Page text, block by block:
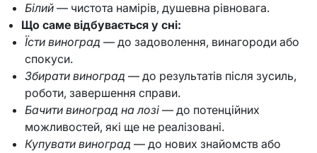
Білий — чистота намірів, душевна рівновага.
Що саме відбувається у сні:
Їсти виноград — до задоволення, винагороди або
спокуси.
Збирати виноград — до результатів після зусиль,
роботи, завершення справи.
Бачити виноград на лозі — до потенційних
можливостей, які ще не реалізовані.
Купувати виноград — до нових знайомств або